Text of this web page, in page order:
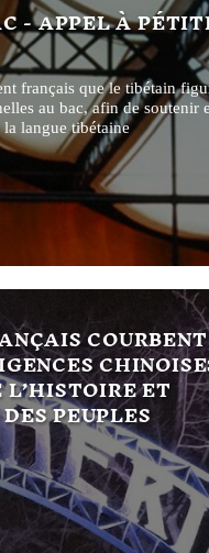
- APPEL À
français que le tibétain
au bac, afin de soutenir
langue tibétaine
ET
PEUPLES